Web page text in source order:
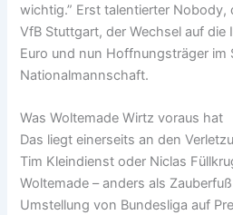
wichtig.” Erst talentierter
VfB Stuttgart, der Wechsel auf die
Euro und nun Hoffnungsträger im
Nationalmannschaft.
Was Woltemade Wirtz voraus hat
Das liegt einerseits an den
Tim Kleindienst oder Niclas
Woltemade – anders als
Umstellung von Bundesliga auf